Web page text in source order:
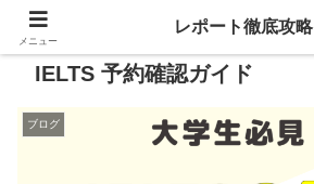
IELTS 予約確認ガイド
ブログ
メニュー
レポート徹底攻略